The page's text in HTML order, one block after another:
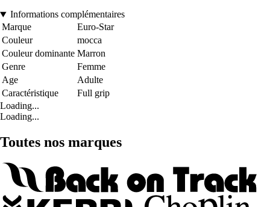
Informations complémentaires
Marque
Euro-Star
Couleur
mocca
Couleur dominante Marron
Genre
Femme
Age
Adulte
Caractéristique
Full grip
Loading...
Loading...
Toutes nos marques